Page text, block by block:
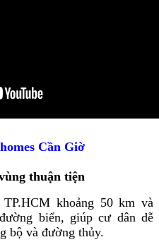
Cần Giờ
thuận tiện
khoảng 50 km và
biển, giúp cư dân dễ
bộ và đường thủy.